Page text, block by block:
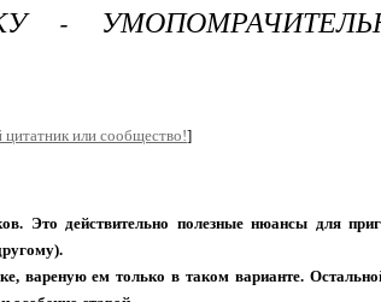
-
цитатник или сообщество!]
Это действительно полезные нюансы для
вареную ем только в таком варианте.